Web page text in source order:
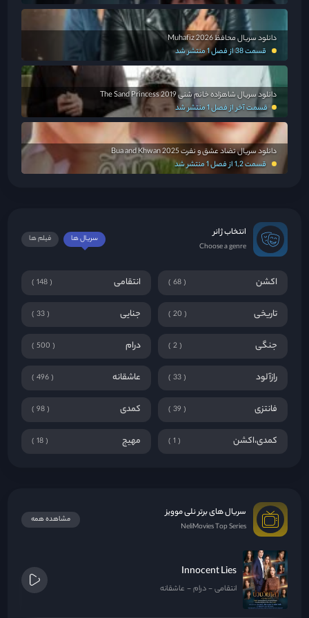
دانلود سریال محافظ Muhafiz 2026
قسمت 38 از فصل 1 منتشر شد
دانلود سریال شاهزاده خانم شنی The Sand Princess 2019
قسمت آخر از فصل 1 منتشر شد
دانلود سریال تضاد عشق و نفرت Bua and Khwan 2025
قسمت 1,2 از فصل 1 منتشر شد
انتخاب ژانر
Choose a genre
فیلم ها سریال ها
اکشن 68 انتقامی 148
تاریخی 20 جنایی 33
جنگی 2 درام 500
رازآلود 33 عاشقانه 496
فانتزی 39 کمدی 98
کمدی،اکشن 1 مهیج 18
سریال های برتر نلی موویز
NeliMovies Top Series
مشاهده همه
Innocent Lies
انتقامی درام عاشقانه